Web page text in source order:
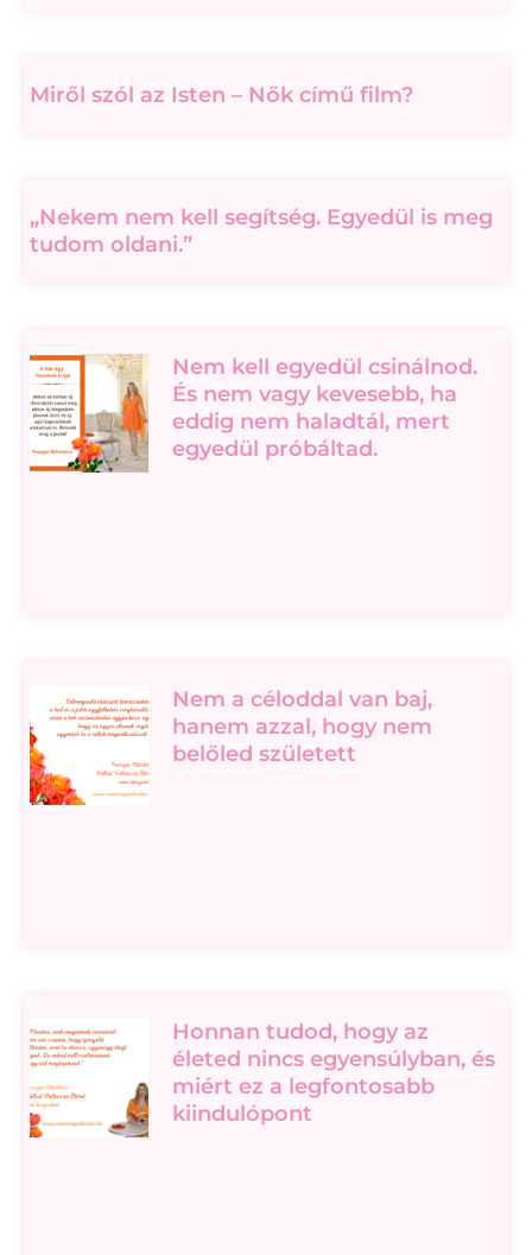
Miről szól az Isten – Nők című film?
„Nekem nem kell segítség. Egyedül is meg
tudom oldani.”
Nem kell egyedül csinálnod.
És nem vagy kevesebb, ha
eddig nem haladtál, mert
egyedül próbáltad.
Nem a céloddal van baj,
hanem azzal, hogy nem
belőled született
Honnan tudod, hogy az
életed nincs egyensúlyban, és
miért ez a legfontosabb
kiindulópont